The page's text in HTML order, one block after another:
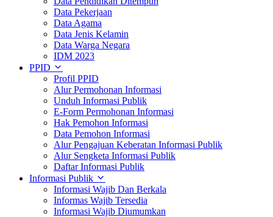
Data Pekerjaan
Data Agama
Data Jenis Kelamin
Data Warga Negara
IDM 2023
PPID
Profil PPID
Alur Permohonan Informasi
Unduh Informasi Publik
E-Form Permohonan Informasi
Hak Pemohon Informasi
Data Pemohon Informasi
Alur Pengajuan Keberatan Informasi Publik
Alur Sengketa Informasi Publik
Daftar Informasi Publik
Informasi Publik
Informasi Wajib Dan Berkala
Informas Wajib Tersedia
Informasi Wajib Diumumkan